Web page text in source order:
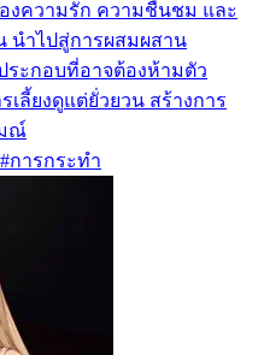
องความรัก ความชื่นชม และ
นำไปสู่การผสมผสาน
ระกอบที่อาจต้องห้ามตัว
ลี้ยงดูแต่ยั่วยวน สร้างการ
มณ์
การกระทำ